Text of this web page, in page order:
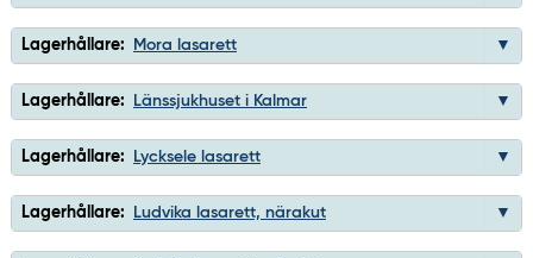
Lagerhållare: Mora lasarett
Lagerhållare: Länssjukhuset i Kalmar
Lagerhållare: Lycksele lasarett
Lagerhållare: Ludvika lasarett, närakut